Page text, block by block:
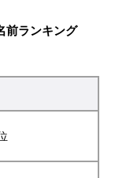
前ランキング